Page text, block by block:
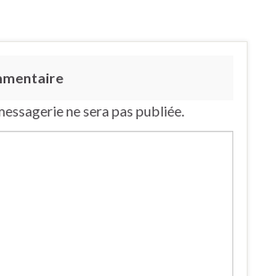
ne sera pas publiée.